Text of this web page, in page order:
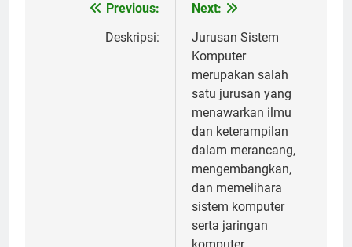
navigation
Previous:
Deskripsi:
Next:
Jurusan Sistem
Komputer
merupakan salah
satu jurusan yang
menawarkan ilmu
dan keterampilan
dalam merancang,
mengembangkan,
dan memelihara
sistem komputer
serta jaringan